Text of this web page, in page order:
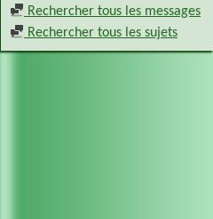
Rechercher tous les messages
Rechercher tous les sujets